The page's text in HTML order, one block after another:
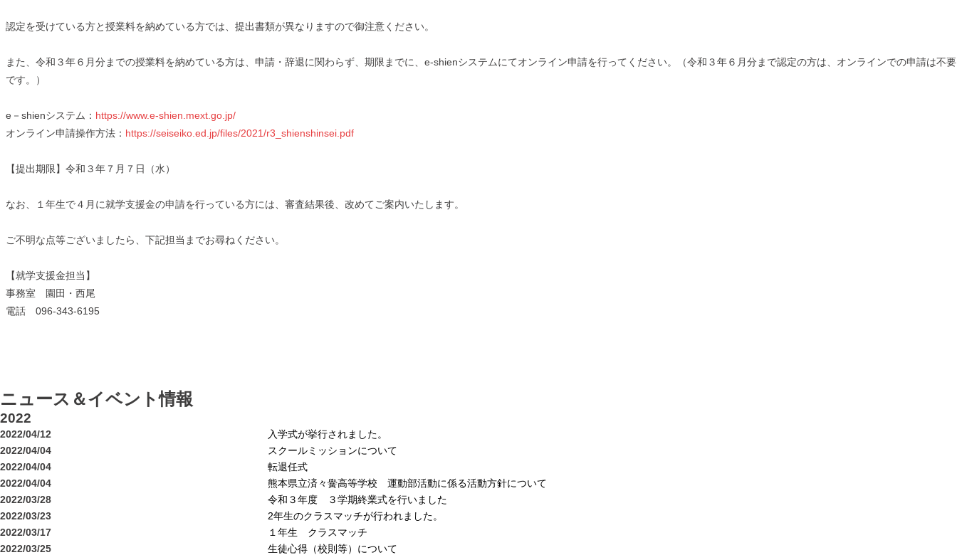
認定を受けている方と授業料を納めている方では、提出書類が異なりますので御注意ください。
また、令和３年６月分までの授業料を納めている方は、申請・辞退に関わらず、期限までに、e-shienシステムにてオンライン申請を行ってください。（令和３年６月分まで認定の方は、オンラインでの申請は不要
です。）
e－shienシステム： https://www.e-shien.mext.go.jp/
オンライン申請操作方法： https://seiseiko.ed.jp/files/2021/r3_shienshinsei.pdf
【提出期限】令和３年７月７日（水）
なお、１年生で４月に就学支援金の申請を行っている方には、審査結果後、改めてご案内いたします。
ご不明な点等ございましたら、下記担当までお尋ねください。
【就学支援金担当】
事務室 園田・西尾
電話 096-343-6195
ニュース＆イベント情報
2022
2022/04/12
入学式が挙行されました。
2022/04/04
スクールミッションについて
2022/04/04
転退任式
2022/04/04
熊本県立済々黌高等学校 運動部活動に係る活動方針について
2022/03/28
令和３年度 ３学期終業式を行いました
2022/03/23
2年生のクラスマッチが行われました。
2022/03/17
１年生 クラスマッチ
2022/03/25
生徒心得（校則等）について